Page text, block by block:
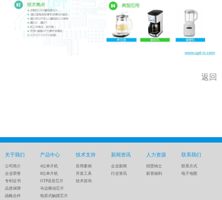
返回
关于我们
公司简介
企业荣誉
专利证书
品质保障
战略合作
产品中心
4位单片机
8位单片机
OTP语音芯片
马达驱动芯片
电容式触摸芯片
技术支持
应用案例
开发工具
技术咨询
新闻资讯
企业新闻
行业资讯
人力资源
招贤纳士
薪资福利
联系我们
联系方式
电子地图